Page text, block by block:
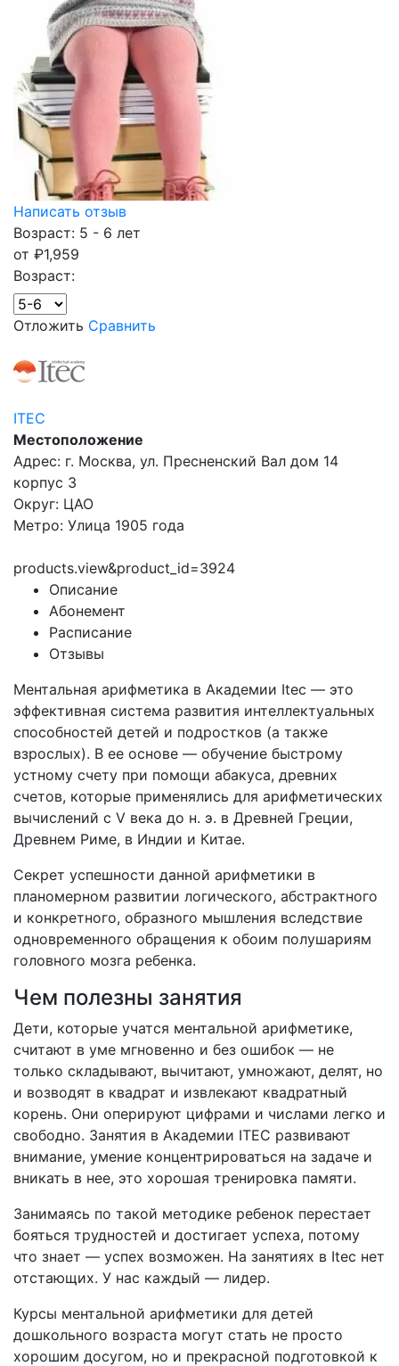
Написать отзыв
Возраст: 5 - 6 лет
от ₽1,959
Возраст:
Отложить Сравнить
ITEC
Местоположение
Адрес: г. Москва, ул. Пресненский Вал дом 14
корпус 3
Округ: ЦАО
Метро: Улица 1905 года
products.view&product_id=3924
Описание
Абонемент
Расписание
Отзывы
Ментальная арифметика в Академии Itec — это
эффективная система развития интеллектуальных
способностей детей и подростков (а также
взрослых). В ее основе — обучение быстрому
устному счету при помощи абакуса, древних
счетов, которые применялись для арифметических
вычислений с V века до н. э. в Древней Греции,
Древнем Риме, в Индии и Китае.
Секрет успешности данной арифметики в
планомерном развитии логического, абстрактного
и конкретного, образного мышления вследствие
одновременного обращения к обоим полушариям
головного мозга ребенка.
Чем полезны занятия
Дети, которые учатся ментальной арифметике,
считают в уме мгновенно и без ошибок — не
только складывают, вычитают, умножают, делят, но
и возводят в квадрат и извлекают квадратный
корень. Они оперируют цифрами и числами легко и
свободно. Занятия в Академии ITEC развивают
внимание, умение концентрироваться на задаче и
вникать в нее, это хорошая тренировка памяти.
Занимаясь по такой методике ребенок перестает
бояться трудностей и достигает успеха, потому
что знает — успех возможен. На занятиях в Itec нет
отстающих. У нас каждый — лидер.
Курсы ментальной арифметики для детей
дошкольного возраста могут стать не просто
хорошим досугом, но и прекрасной подготовкой к